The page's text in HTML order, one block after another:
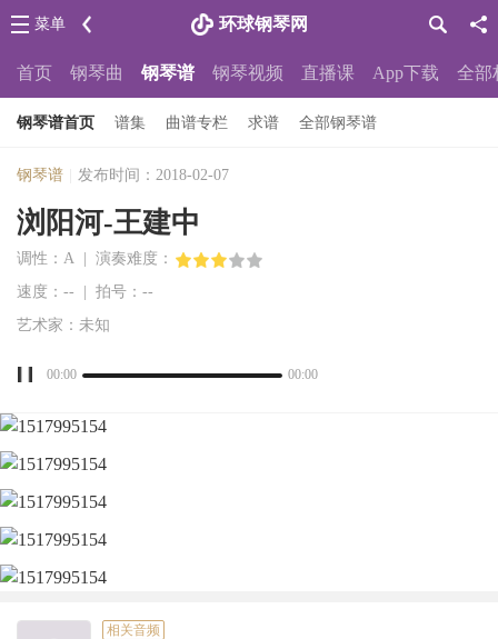
环球钢琴网
菜单
首页 钢琴曲 钢琴谱 钢琴视频 直播课 App下载 全部
钢琴谱首页 谱集 曲谱专栏 求谱 全部钢琴谱
钢琴谱 发布时间：2018-02-07
浏阳河-王建中
调性：A | 演奏难度：
速度：-- | 拍号：--
艺术家：未知
00:00 00:00
相关音频